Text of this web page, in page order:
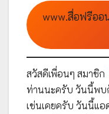
www.สื่อฟรีอ
สวัสดีเพื่อนๆ สมาชิก
ท่านนะครับ วันนี้พบ
เช่นเคยครับ วันนี้แ